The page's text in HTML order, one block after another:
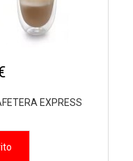
EXPRESS